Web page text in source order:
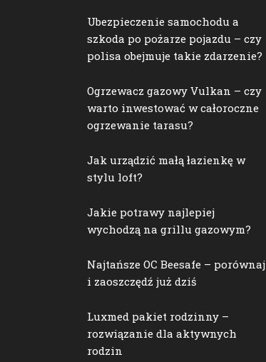
Ubezpieczenie samochodu a
szkoda po pożarze pojazdu – czy
polisa obejmuje takie zdarzenie?
Ogrzewacz gazowy Vulkan – czy
warto inwestować w całoroczne
ogrzewanie tarasu?
Jak urządzić małą łazienkę w
stylu loft?
Jakie potrawy najlepiej
wychodzą na grillu gazowym?
Najtańsze OC Beesafe – porównaj
i zaoszczędź już dziś
Luxmed pakiet rodzinny –
rozwiązanie dla aktywnych
rodzin